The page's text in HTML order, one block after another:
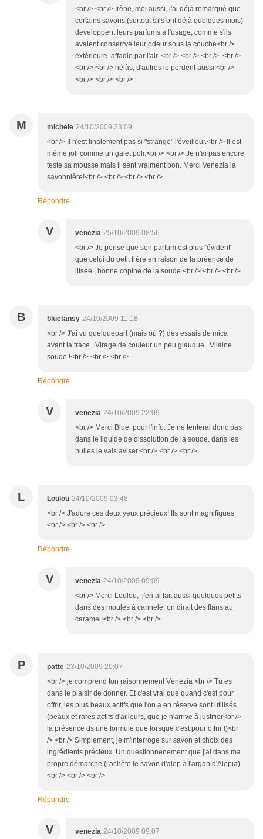
<br /> <br /> Irène, moi aussi, j'ai déjà remarqué que
certains savons (surtout s'ils ont déjà quelques mois)
developpent leurs parfums à l'usage, comme s'ils
avaient conserrvé leur odeur sous la couche<br />
extérieure affadie par l'air. <br /> <br /> <br /> <br />
<br /> <br /> hélàs, d'autres le perdent aussi!<br />
<br /> <br /> <br />
M michele 24/10/2009 23:09
<br /> Il n'est finalement pas si "strange" l'éveilleur.<br /> Il est
même joli comme un galet poli.<br /> <br /> Je n'ai pas encore
testé sa mousse mais il sent vraiment bon. Merci Venezia la
savonnière!<br /> <br /> <br /> <br />
Répondre
V venezia 25/10/2009 08:56
<br /> Je pense que son parfum est plus "évident"
que celui du petit frère en raison de la préence de
litsée , bonne copine de la soude.<br /> <br /> <br />
B bluetansy 24/10/2009 11:18
<br /> J'ai vu quelquepart (mais où ?) des essais de mica
avant la trace...Virage de couleur un peu glauque...Vilaine
soude !<br /> <br /> <br />
Répondre
V venezia 24/10/2009 22:09
<br /> Merci Blue, pour l'info. Je ne tenterai donc pas
dans le liquide de dissolution de la soude. dans les
huiles je vais aviser.<br /> <br /> <br />
L Loulou 24/10/2009 03:48
<br /> J'adore ces deux yeux précieux! Ils sont magnifiques.
<br /> <br /> <br />
Répondre
V venezia 24/10/2009 09:09
<br /> Merci Loulou, j'en ai fait aussi quelques petits
dans des moules à cannelé, on dirait des flans au
caramel!<br /> <br /> <br />
P patte 23/10/2009 20:07
<br /> je comprend ton raisonnement Vénézia <br /> Tu es
dans le plaisir de donner. Et c'est vrai que quand c'est pour
offrir, les plus beaux actifs que l'on a en réserve sont utilisés
(beaux et rares actifs d'ailleurs, que je n'arrive à justifier<br />
la présence ds une formule que lorsque c'est pour offrir !)<br
/> <br /> Simplement, je m'interroge sur savon et choix des
ingrédients précieux. Un questionnenement que j'ai dans ma
propre démarche (j'achète le savon d'alep à l'argan d'Alepia)
<br /> <br /> <br />
Répondre
V venezia 24/10/2009 09:07